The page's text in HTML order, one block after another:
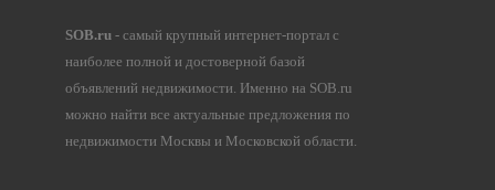
SOB.ru - самый крупный интернет-портал с
наиболее полной и достоверной базой
объявлений недвижимости. Именно на SOB.ru
можно найти все актуальные предложения по
недвижимости Москвы и Московской области.